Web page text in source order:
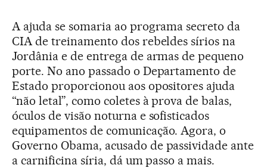
A ajuda se somaria ao programa secreto da
CIA de treinamento dos rebeldes sírios na
Jordânia e de entrega de armas de pequeno
porte. No ano passado o Departamento de
Estado proporcionou aos opositores ajuda
“não letal”, como coletes à prova de balas,
óculos de visão noturna e sofisticados
equipamentos de comunicação. Agora, o
Governo Obama, acusado de passividade ante
a carnificina síria, dá um passo a mais.